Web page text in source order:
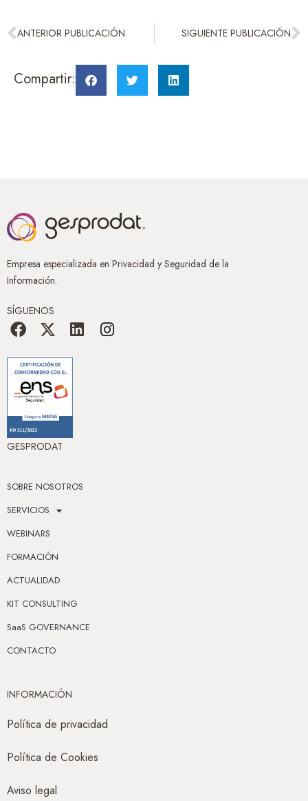
ANTERIOR PUBLICACIÓN SIGUIENTE PUBLICACIÓN
Compartir:
Empresa especializada en Privacidad y Seguridad de la
Información.
SÍGUENOS
GESPRODAT
SOBRE NOSOTROS
SERVICIOS
WEBINARS
FORMACIÓN
ACTUALIDAD
KIT CONSULTING
SaaS GOVERNANCE
CONTACTO
INFORMACIÓN
Política de privacidad
Política de Cookies
Aviso legal